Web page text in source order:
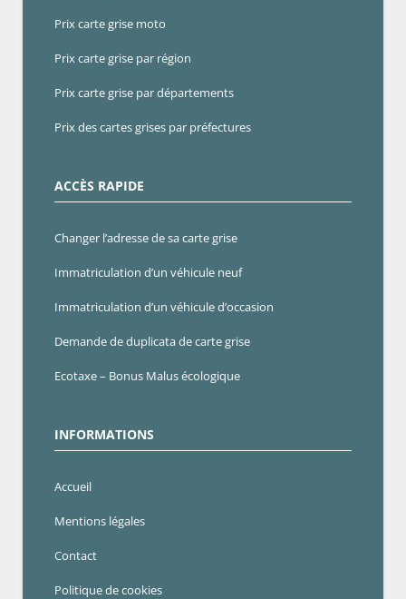
Prix carte grise moto
Prix carte grise par région
Prix carte grise par départements
Prix des cartes grises par préfectures
ACCÈS RAPIDE
Changer l’adresse de sa carte grise
Immatriculation d’un véhicule neuf
Immatriculation d’un véhicule d’occasion
Demande de duplicata de carte grise
Ecotaxe – Bonus Malus écologique
INFORMATIONS
Accueil
Mentions légales
Contact
Politique de cookies